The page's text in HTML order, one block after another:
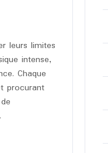
leurs limites
intense,
Chaque
procurant